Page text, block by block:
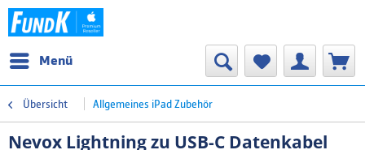
Menü
Übersicht Allgemeines iPad Zubehör
Nevox Lightning zu USB-C Datenkabel